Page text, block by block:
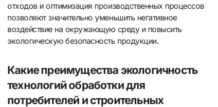
отходов и оптимизация производственных процессов
позволяют значительно уменьшить негативное
воздействие на окружающую среду и повысить
экологическую безопасность продукции.
Какие преимущества экологичность
технологий обработки для
потребителей и строительных